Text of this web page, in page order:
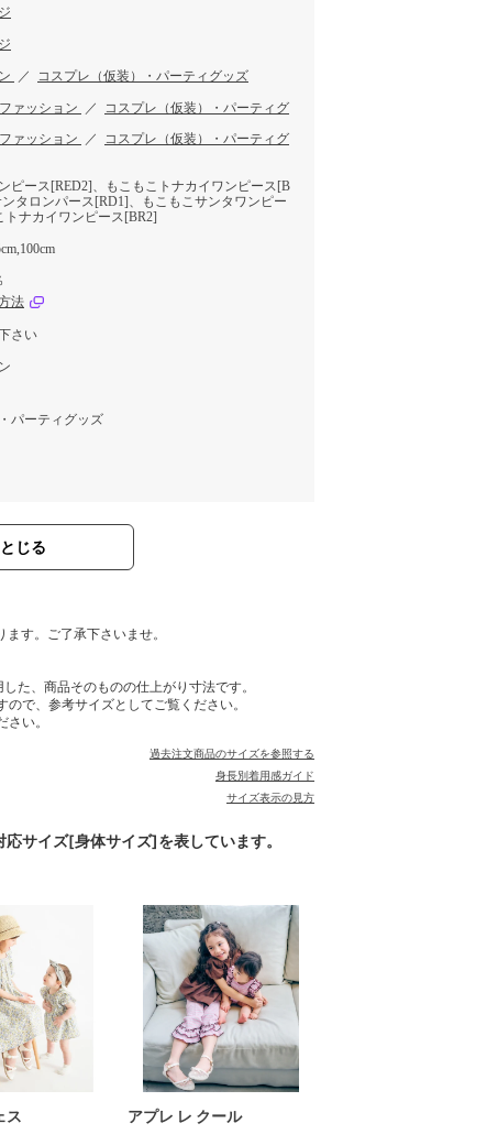
／ コスプレ（仮装）・パーティグッズ
ァッション ／ コスプレ（仮装）・パーティグ
ァッション ／ コスプレ（仮装）・パーティグ
ピース[RED2]、もこもこトナカイワンピース[B
タロンパース[RD1]、もこもこサンタワンピー
トナカイワンピース[BR2]
法
さい
パーティグッズ
とじる
す。ご了承下さいませ。
た、商品そのものの仕上がり寸法です。
で、参考サイズとしてご覧ください。
い。
過去注文商品のサイズを参照する
身長別着用感ガイド
サイズ表示の見方
サイズ[身体サイズ]を表しています。
ス アプレ レ クール